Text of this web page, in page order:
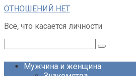
Перейти
контенту
ОТНОШЕНИЙ.НЕТ
Всё, что касается личности
Мужчина и женщина